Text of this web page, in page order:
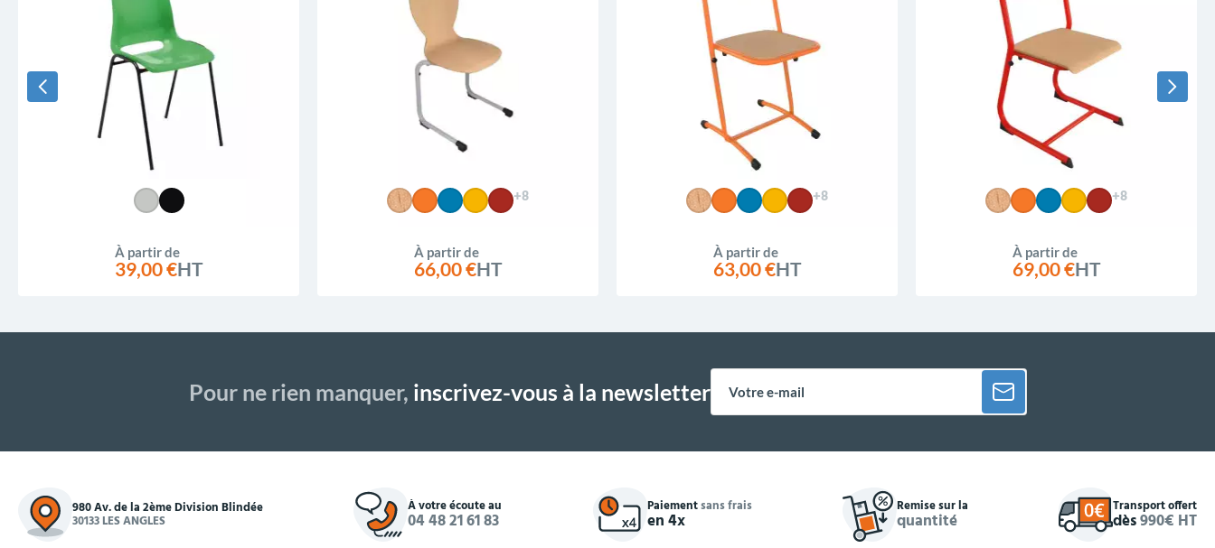
À partir de
39,00 €HT
+8
À partir de
66,00 €HT
+8
À partir de
63,00 €HT
+8
À partir de
69,00 €HT
Pour ne rien manquer, inscrivez-vous à la newsletter
980 Av. de la 2ème Division Blindée
30133 LES ANGLES
À votre écoute au
04 48 21 61 83
Paiementsans frais
en 4x
Remise sur la
quantité
Transport offert
dès990€ HT